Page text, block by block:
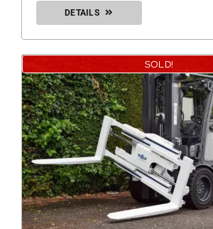
DETAILS
SOLD!